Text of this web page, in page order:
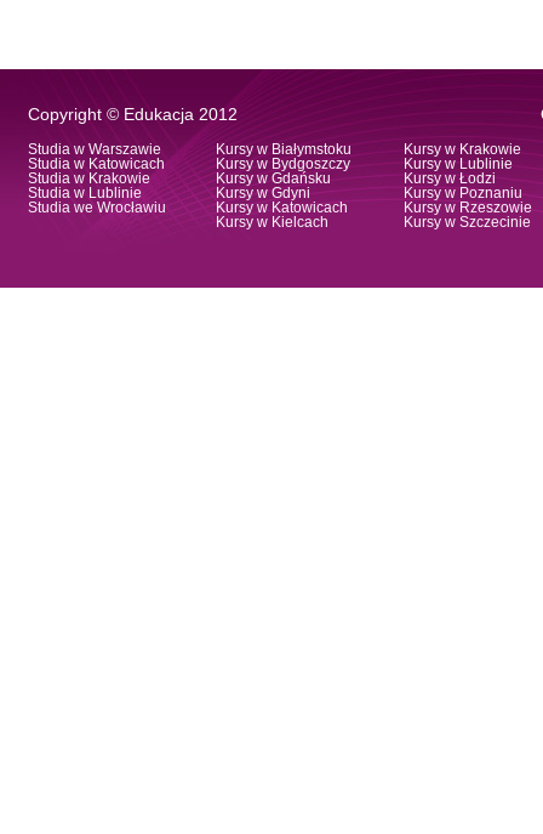
Copyright © Edukacja 2012
Studia w Warszawie
Studia w Katowicach
Studia w Krakowie
Studia w Lublinie
Studia we Wrocławiu
Kursy w Białymstoku
Kursy w Bydgoszczy
Kursy w Gdańsku
Kursy w Gdyni
Kursy w Katowicach
Kursy w Kielcach
Kursy w Krakowie
Kursy w Lublinie
Kursy w Łodzi
Kursy w Poznaniu
Kursy w Rzeszowie
Kursy w Szczecinie